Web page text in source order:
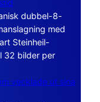
dubbel-8-
med
Steinheil-
32 bilder per
vecklade ut sina